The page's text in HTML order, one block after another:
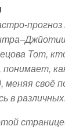
прогноз
Тот,
меняя своё
в